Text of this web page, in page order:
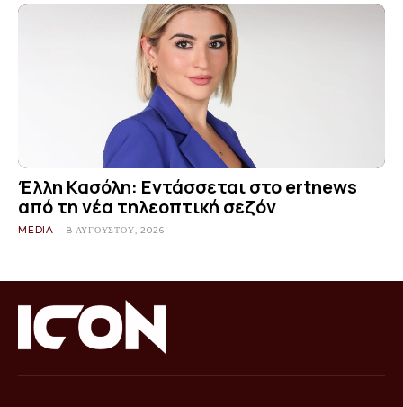
Έλλη Κασόλη: Εντάσσεται στο ertnews
από τη νέα τηλεοπτική σεζόν
MEDIA 8 ΑΥΓΟΎΣΤΟΥ, 2026